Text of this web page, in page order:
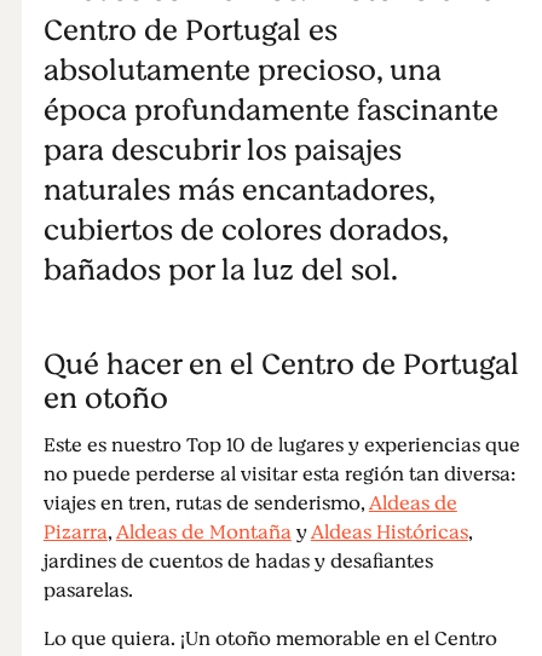
Portugal:
naturaleza,
calma y
sabor local
Centro de Portugal es
absolutamente precioso, una
época profundamente fascinante
para descubrir los paisajes
naturales más encantadores,
cubiertos de colores dorados,
bañados por la luz del sol.
Qué hacer en el Centro de Portugal
en otoño
Este es nuestro Top 10 de lugares y experiencias que
no puede perderse al visitar esta región tan diversa:
viajes en tren, rutas de senderismo,Aldeas de
Pizarra,Aldeas de MontañayAldeas Históricas,
jardines de cuentos de hadas y desafiantes
pasarelas.
Lo que quiera. ¡Un otoño memorable en el Centro